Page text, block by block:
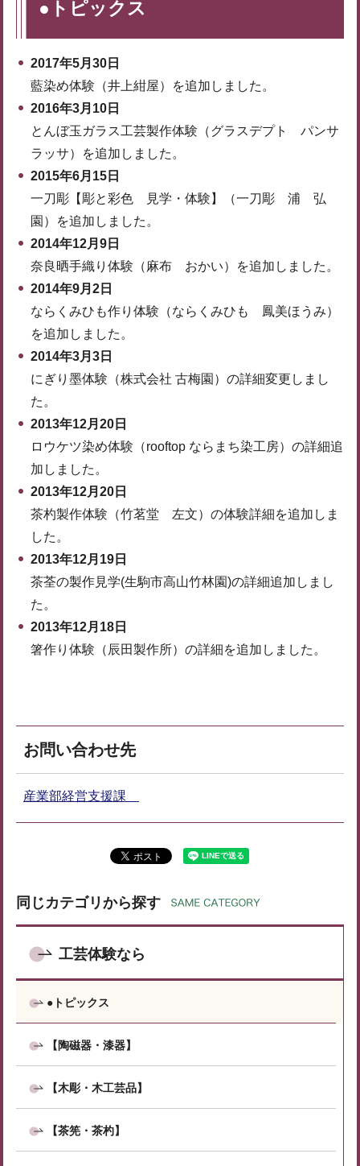
●トピックス
2017年5月30日
藍染め体験（井上紺屋）を追加しました。
2016年3月10日
とんぼ玉ガラス工芸製作体験（グラスデプト パンサ
ラッサ）を追加しました。
2015年6月15日
一刀彫【彫と彩色 見学・体験】（一刀彫 浦 弘
園）を追加しました。
2014年12月9日
奈良晒手織り体験（麻布 おかい）を追加しました。
2014年9月2日
ならくみひも作り体験（ならくみひも 鳳美ほうみ）
を追加しました。
2014年3月3日
にぎり墨体験（株式会社 古梅園）の詳細変更しまし
た。
2013年12月20日
ロウケツ染め体験（rooftop ならまち染工房）の詳細追
加しました。
2013年12月20日
茶杓製作体験（竹茗堂 左文）の体験詳細を追加しま
した。
2013年12月19日
茶荃の製作見学(生駒市高山竹林園)の詳細追加しまし
た。
2013年12月18日
箸作り体験（辰田製作所）の詳細を追加しました。
お問い合わせ先
産業部経営支援課
同じカテゴリから探す
工芸体験なら
●トピックス
【陶磁器・漆器】
【木彫・木工芸品】
【茶筅・茶杓】